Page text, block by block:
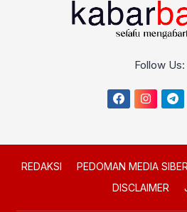
Follow Us:
REDAKSI PEDOMAN MEDIA
DISCLAIMER